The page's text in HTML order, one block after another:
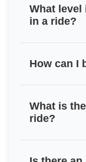
What
in a ride?
How can I
What is
ride?